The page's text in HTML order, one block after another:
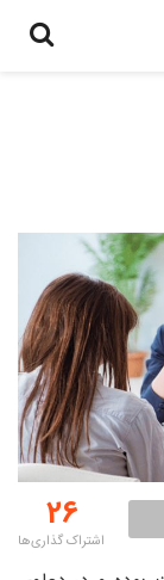
26
اشتراک گذاری‌ها